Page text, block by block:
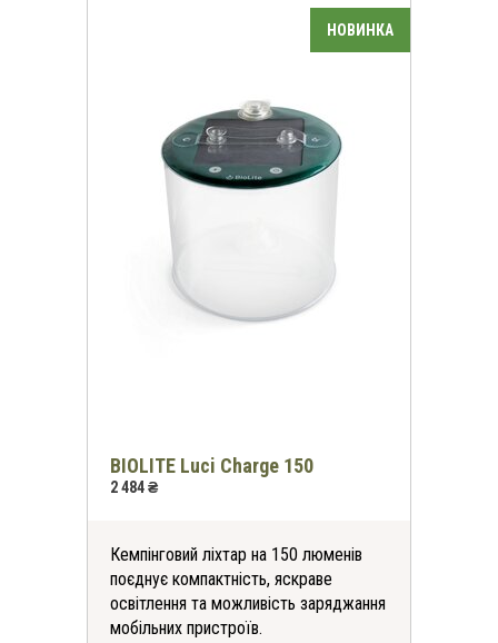
BIOLITE Luci Charge 150
2 484 ₴
Кемпінговий ліхтар на 150 люменів
поєднує компактність, яскраве
освітлення та можливість заряджання
мобільних пристроїв.